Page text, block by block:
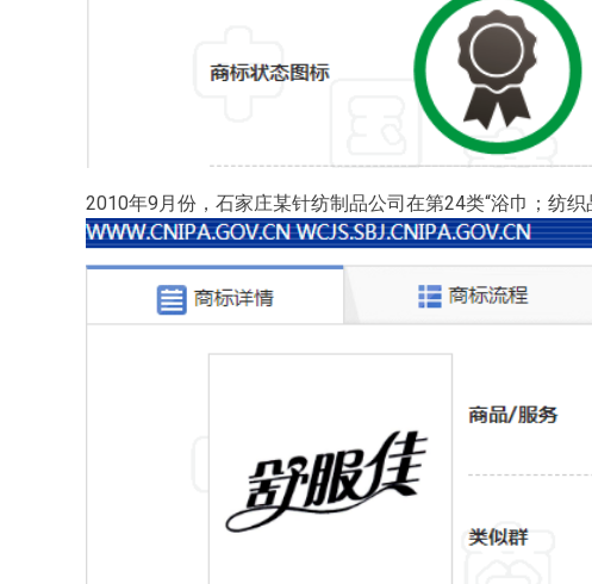
2010年9月份，石家庄某针纺制品公司在第24类“浴巾；纺